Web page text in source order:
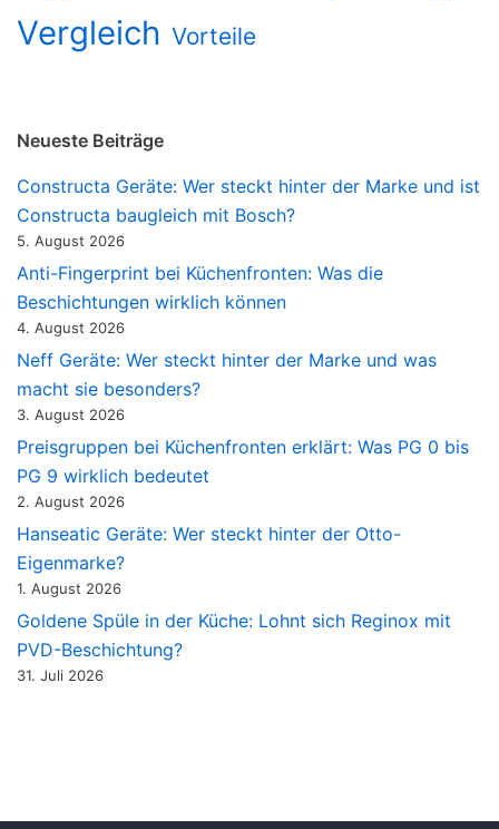
Vergleich Vorteile
Neueste Beiträge
Constructa Geräte: Wer steckt hinter der Marke und ist
Constructa baugleich mit Bosch?
5. August 2026
Anti-Fingerprint bei Küchenfronten: Was die
Beschichtungen wirklich können
4. August 2026
Neff Geräte: Wer steckt hinter der Marke und was
macht sie besonders?
3. August 2026
Preisgruppen bei Küchenfronten erklärt: Was PG 0 bis
PG 9 wirklich bedeutet
2. August 2026
Hanseatic Geräte: Wer steckt hinter der Otto-
Eigenmarke?
1. August 2026
Goldene Spüle in der Küche: Lohnt sich Reginox mit
PVD-Beschichtung?
31. Juli 2026